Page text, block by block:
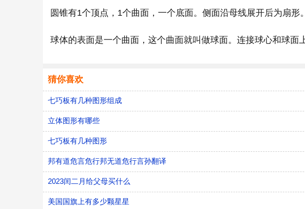
圆锥有1个顶点，1个曲面，一个底面。侧面沿母线展开后为扇形
球体的表面是一个曲面，这个曲面就叫做球面。连接球心和球面
猜你喜欢
七巧板有几种图形组成
立体图形有哪些
七巧板有几种图形
邦有道危言危行邦无道危行言孙翻译
2023闰二月给父母买什么
美国国旗上有多少颗星星